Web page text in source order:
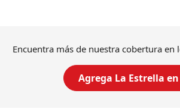
Encuentra más de nuestra cobertura en
Agrega La Estrella